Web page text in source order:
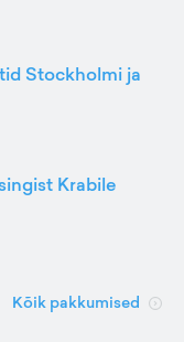
Stockholmi ja
Krabile
Kõik pakkumised